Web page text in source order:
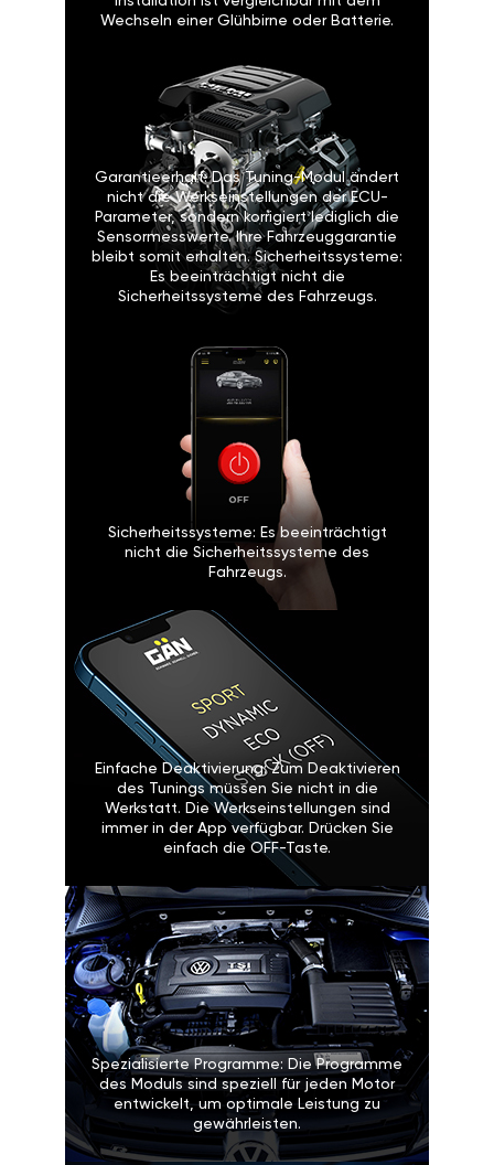
Wechseln einer Glühbirne oder Batterie.
Garantieerhalt: Das Tuning-Modul ändert
nicht die Werkseinstellungen der ECU-
Parameter, sondern korrigiert lediglich die
Sensormesswerte. Ihre Fahrzeuggarantie
bleibt somit erhalten. Sicherheitssysteme:
Es beeinträchtigt nicht die
Sicherheitssysteme des Fahrzeugs.
Sicherheitssysteme: Es beeinträchtigt
nicht die Sicherheitssysteme des
Fahrzeugs.
Einfache Deaktivierung: Zum Deaktivieren
des Tunings müssen Sie nicht in die
Werkstatt. Die Werkseinstellungen sind
immer in der App verfügbar. Drücken Sie
einfach die OFF-Taste.
Spezialisierte Programme: Die Programme
des Moduls sind speziell für jeden Motor
entwickelt, um optimale Leistung zu
gewährleisten.